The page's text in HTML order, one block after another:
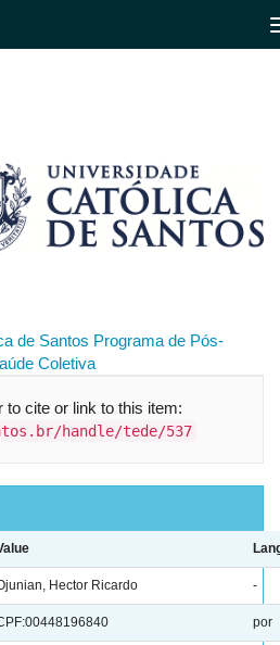
de Santos Programa de Pós-
Coletiva
to cite or link to this item:
handle/tede/537
Hector Ricardo -
por